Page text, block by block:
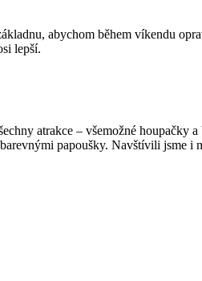
abychom během víkendu
lepší.
atrakce – všemožné houpačky
papoušky. Navštívili jsme i